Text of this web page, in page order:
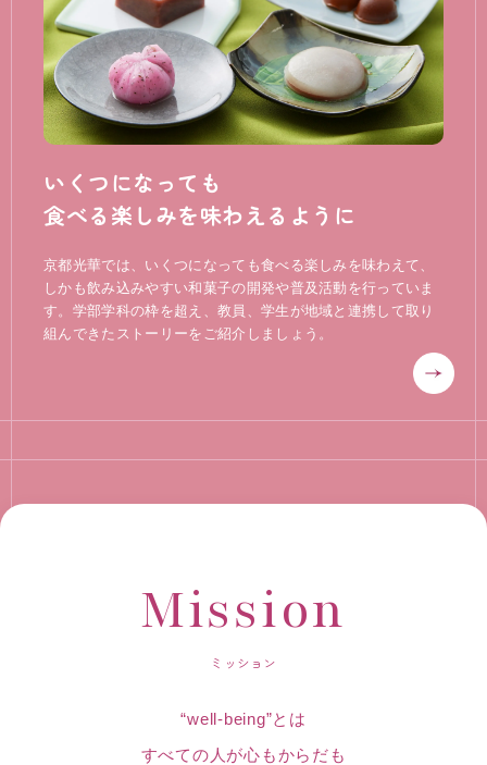
いくつになっても
食べる楽しみを味わえるように
京都光華では、いくつになっても食べる楽しみを味わえて、
しかも飲み込みやすい和菓子の開発や普及活動を行っていま
す。学部学科の枠を超え、教員、学生が地域と連携して取り
組んできたストーリーをご紹介しましょう。
Mission
ミッション
“well-being”とは
すべての人が心もからだも